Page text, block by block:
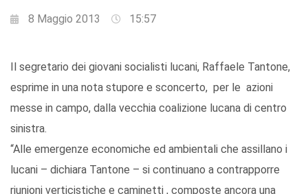
8 Maggio 2013 15:57
Il segretario dei giovani socialisti lucani, Raffaele Tantone,
esprime in una nota stupore e sconcerto, per le azioni
messe in campo, dalla vecchia coalizione lucana di centro
sinistra.
“Alle emergenze economiche ed ambientali che assillano i
lucani – dichiara Tantone – si continuano a contrapporre
riunioni verticistiche e caminetti , composte ancora una